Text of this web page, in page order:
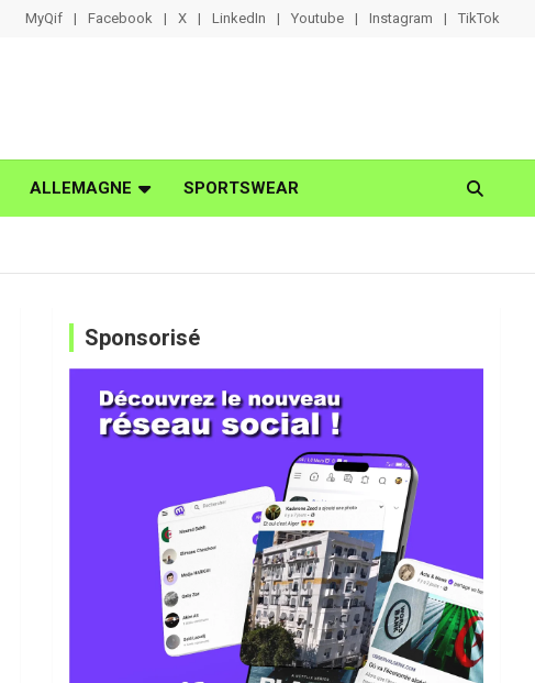
MyQif Facebook X LinkedIn Youtube Instagram TikTok
ALLEMAGNE SPORTSWEAR
Sponsorisé